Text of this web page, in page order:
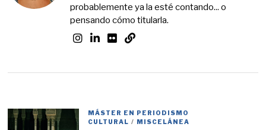
probablemente ya la esté contando... o
pensando cómo titularla.
MÁSTER EN PERIODISMO
CULTURAL / MISCELÁNEA